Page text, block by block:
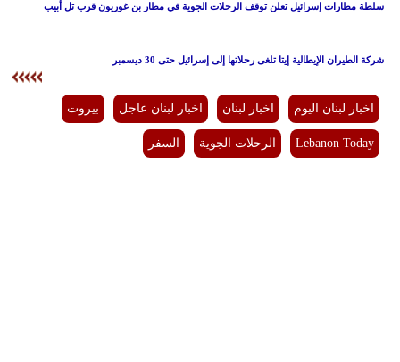
سلطة مطارات إسرائيل تعلن توقف الرحلات الجوية في مطار بن غوريون قرب تل أبيب
شركة الطيران الإيطالية إيتا تلغى رحلاتها إلى إسرائيل حتى 30 ديسمبر
اخبار لبنان اليوم اخبار لبنان اخبار لبنان عاجل بيروت
Lebanon Today الرحلات الجوية السفر